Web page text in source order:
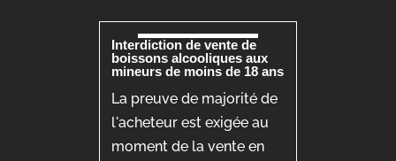
Interdiction de vente de
boissons alcooliques aux
mineurs de moins de 18 ans
La preuve de majorité de
l'acheteur est exigée au
moment de la vente en